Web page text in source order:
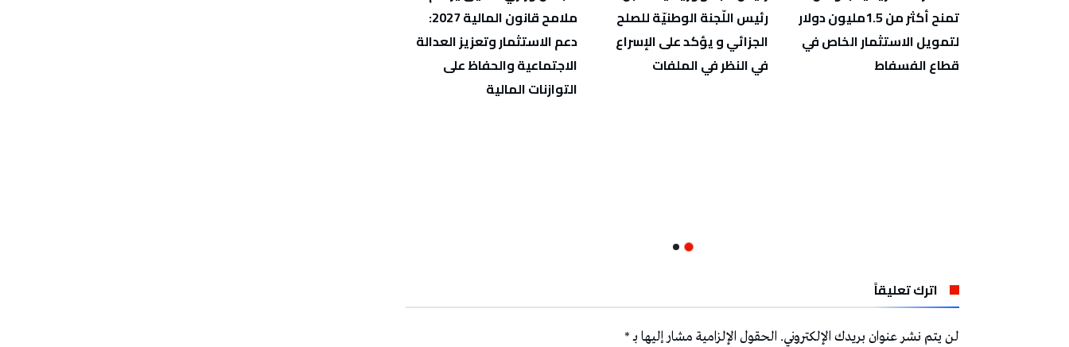
تمنح أكثر من 1.5مليون دولار
لتمويل الاستثمار الخاص في
قطاع الفسفاط
رئيس اللّجنة الوطنيّة للصلح
الجزائي و يؤكد على الإسراع
في النظر في الملفات
ملامح قانون المالية 2027:
دعم الاستثمار وتعزيز العدالة
الاجتماعية والحفاظ على
التوازنات المالية
اترك تعليقاً
لن يتم نشر عنوان بريدك الإلكتروني. الحقول الإلزامية مشار إليها بـ*